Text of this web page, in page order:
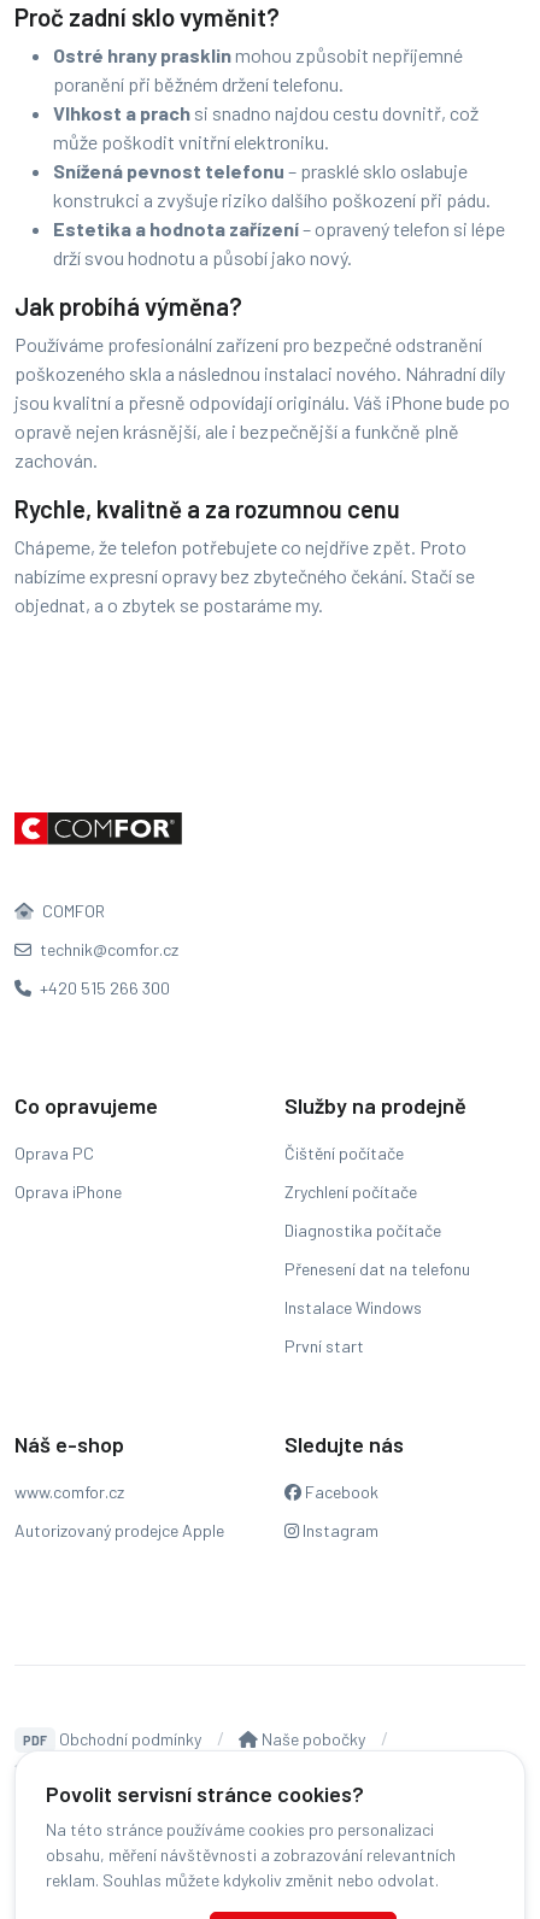
Proč zadní sklo vyměnit?
Ostré hrany prasklinmohou způsobit nepříjemné
poranění při běžném držení telefonu.
Vlhkost a prach si snadno najdou cestu dovnitř, což
může poškodit vnitřní elektroniku.
Snížená pevnost telefonu – prasklé sklo oslabuje
konstrukci a zvyšuje riziko dalšího poškození při pádu.
Estetika a hodnota zařízení– opravený telefon si lépe
drží svou hodnotu a působí jako nový.
Jak probíhá výměna?
Používáme profesionální zařízení pro bezpečné odstranění
poškozeného skla a následnou instalaci nového. Náhradní díly
jsou kvalitní a přesně odpovídají originálu. Váš iPhone bude po
opravě nejen krásnější, ale i bezpečnější a funkčně plně
zachován.
Rychle, kvalitně a za rozumnou cenu
Chápeme, že telefon potřebujete co nejdříve zpět. Proto
nabízíme expresní opravy bez zbytečného čekání. Stačí se
objednat, a o zbytek se postaráme my.
Povolit servisní stránce cookies?
Na této stránce používáme cookies pro personalizaci
obsahu, měření návštěvnosti a zobrazování relevantních
reklam. Souhlas můžete kdykoliv změnit nebo odvolat.
COMFOR
technik@comfor.cz
+420 515 266 300
Co opravujeme
Oprava PC
Oprava iPhone
Služby na prodejně
Čištění počítače
Zrychlení počítače
Diagnostika počítače
Přenesení dat na telefonu
Instalace Windows
První start
Náš e-shop
www.comfor.cz
Autorizovaný prodejce Apple
Sledujte nás
Facebook
Instagram
PDF Obchodní podmínky
Naše pobočky
Všechna práva vyhrazena.-